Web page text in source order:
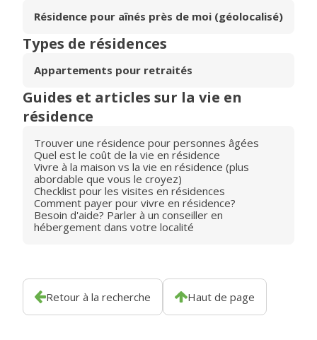
Résidence pour aînés près de moi (géolocalisé)
Types de résidences
Appartements pour retraités
Guides et articles sur la vie en
résidence
Trouver une résidence pour personnes âgées
Quel est le coût de la vie en résidence
Vivre à la maison vs la vie en résidence (plus
abordable que vous le croyez)
Checklist pour les visites en résidences
Comment payer pour vivre en résidence?
Besoin d'aide? Parler à un conseiller en
hébergement dans votre localité
Retour à la recherche Haut de page